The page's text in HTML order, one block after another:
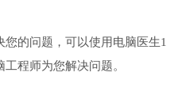
的问题，可以使用电脑医生1
程师为您解决问题。